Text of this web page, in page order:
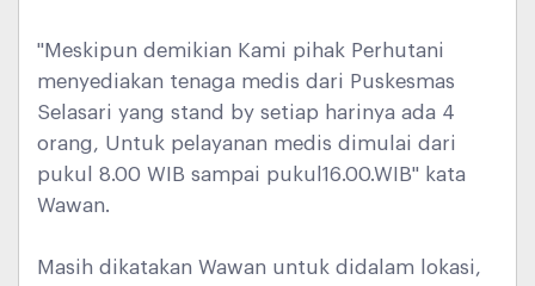
"Meskipun demikian Kami pihak Perhutani
menyediakan tenaga medis dari Puskesmas
Selasari yang stand by setiap harinya ada 4
orang, Untuk pelayanan medis dimulai dari
pukul 8.00 WIB sampai pukul16.00.WIB" kata
Wawan.
Masih dikatakan Wawan untuk didalam lokasi,